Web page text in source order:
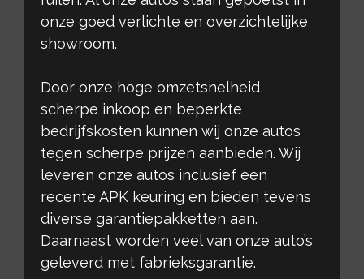
onze goed verlichte en overzichtelijke
showroom.
Door onze hoge omzetsnelheid,
scherpe inkoop en beperkte
bedrijfskosten kunnen wij onze autos
tegen scherpe prijzen aanbieden. Wij
leveren onze autos inclusief een
recente APK keuring en bieden tevens
diverse garantiepakketten aan.
Daarnaast worden veel van onze auto’s
geleverd met fabrieksgarantie.